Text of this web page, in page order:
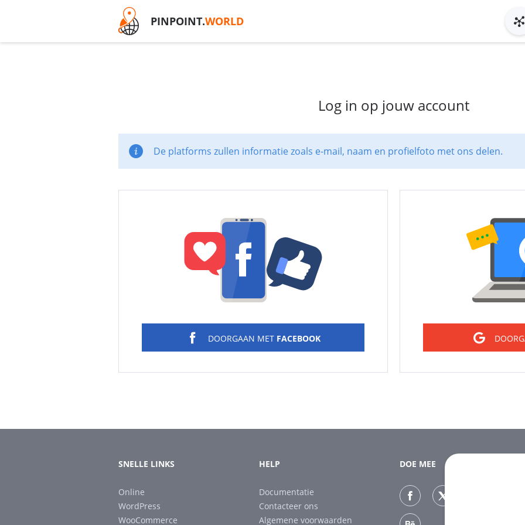
PINPOINT.WORLD
Log in op jouw account
De platforms zullen informatie zoals e-mail, naam en profielfoto met ons delen.
DOORGAAN MET FACEBOOK
SNELLE LINKS
Online
WordPress
WooCommerce
HELP
Documentatie
Contacteer ons
Algemene voorwaarden
DOE MEE